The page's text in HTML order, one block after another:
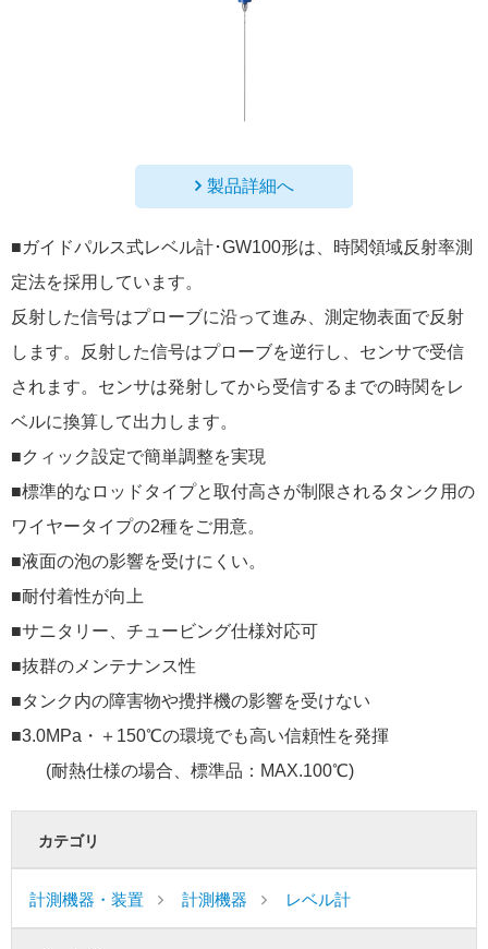
製品詳細へ
■ガイドパルス式レベル計･GW100形は、時関領域反射率測
定法を採用しています。
反射した信号はプローブに沿って進み、測定物表面で反射
します。反射した信号はプローブを逆行し、センサで受信
されます。センサは発射してから受信するまでの時関をレ
ベルに換算して出力します。
■クィック設定で簡単調整を実現
■標準的なロッドタイプと取付高さが制限されるタンク用の
ワイヤータイプの2種をご用意。
■液面の泡の影響を受けにくい。
■耐付着性が向上
■サニタリー、チュービング仕様対応可
■抜群のメンテナンス性
■タンク内の障害物や攪拌機の影響を受けない
■3.0MPa・＋150℃の環境でも高い信頼性を発揮
(耐熱仕様の場合、標準品：MAX.100℃)
カテゴリ
計測機器・装置 計測機器 レベル計